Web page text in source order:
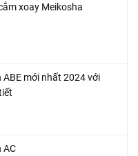
xoay Meikosha
ABE mới nhất 2024 với
AC